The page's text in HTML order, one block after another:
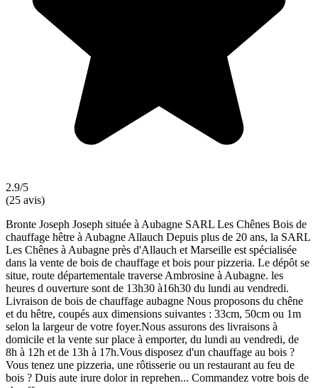
2.9/5
(25 avis)
Bronte Joseph Joseph située à Aubagne SARL Les Chênes Bois de
chauffage hêtre à Aubagne Allauch Depuis plus de 20 ans, la SARL
Les Chênes à Aubagne près d'Allauch et Marseille est spécialisée
dans la vente de bois de chauffage et bois pour pizzeria. Le dépôt se
situe, route départementale traverse Ambrosine à Aubagne. les
heures d ouverture sont de 13h30 à16h30 du lundi au vendredi.
Livraison de bois de chauffage aubagne Nous proposons du chêne
et du hêtre, coupés aux dimensions suivantes : 33cm, 50cm ou 1m
selon la largeur de votre foyer.Nous assurons des livraisons à
domicile et la vente sur place à emporter, du lundi au vendredi, de
8h à 12h et de 13h à 17h.Vous disposez d'un chauffage au bois ?
Vous tenez une pizzeria, une rôtisserie ou un restaurant au feu de
bois ? Duis aute irure dolor in reprehen... Commandez votre bois de